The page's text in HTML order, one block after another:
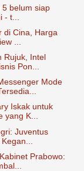
5 belum siap
t...
di Cina, Harga
...
Rujuk, Intel
Pon...
Mode
Iskak untuk
yang K...
Juventus
Prabowo: